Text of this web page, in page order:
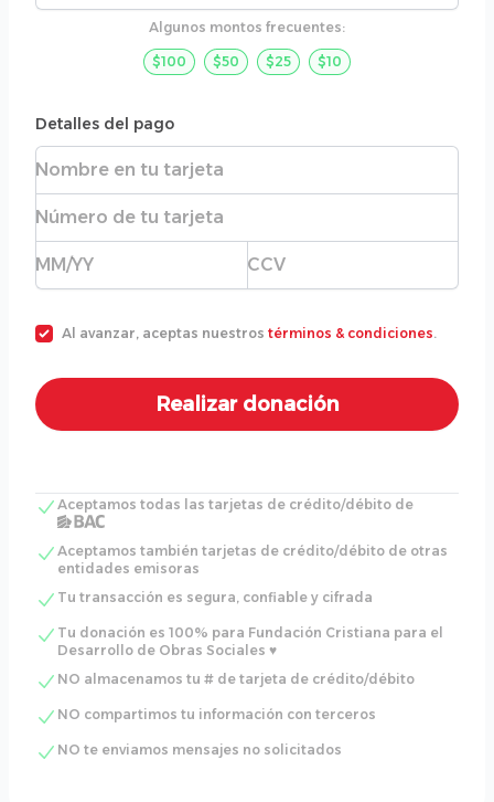
Algunos montos frecuentes:
$100 $50 $25 $10
Detalles del pago
Nombre completo
Número de tarjeta
Fecha de expiración CVC
Al avanzar, aceptas nuestros términos & condiciones.
Aceptamos todas las tarjetas de crédito/débito de
Aceptamos también tarjetas de crédito/débito de otras
entidades emisoras
Tu transacción es segura, confiable y cifrada
Tu donación es 100% para Fundación Cristiana para el
Desarrollo de Obras Sociales ♥
NO almacenamos tu # de tarjeta de crédito/débito
NO compartimos tu información con terceros
NO te enviamos mensajes no solicitados